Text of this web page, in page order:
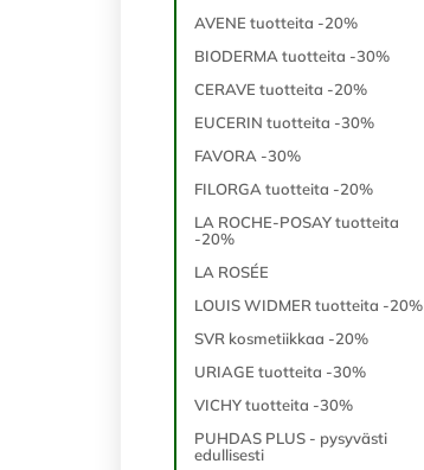
AVENE tuotteita -20%
BIODERMA tuotteita -30%
CERAVE tuotteita -20%
EUCERIN tuotteita -30%
FAVORA -30%
FILORGA tuotteita -20%
LA ROCHE-POSAY tuotteita
-20%
LA ROSÉE
LOUIS WIDMER tuotteita -20%
SVR kosmetiikkaa -20%
URIAGE tuotteita -30%
VICHY tuotteita -30%
PUHDAS PLUS - pysyvästi
edullisesti